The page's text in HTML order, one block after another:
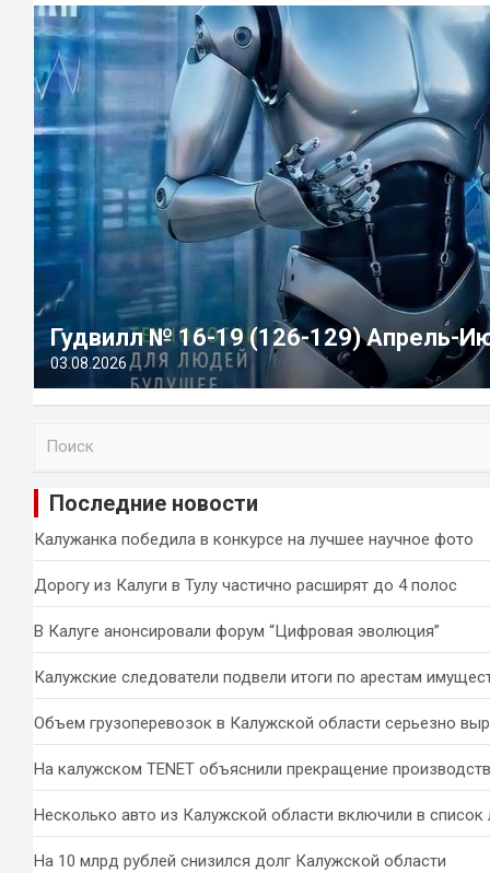
Гудвилл № 16-19 (126-129) Апрель-
03.08.2026
и
Последние новости
Калужанка победила в конкурсе на лучшее научное фото
Дорогу из Калуги в Тулу частично расширят до 4 полос
В Калуге анонсировали форум “Цифровая эволюция”
Калужские следователи подвели итоги по арестам
Объем грузоперевозок в Калужской области серьезно
На калужском TENET объяснили прекращение
Несколько авто из Калужской области включили в список
На 10 млрд рублей снизился долг Калужской области